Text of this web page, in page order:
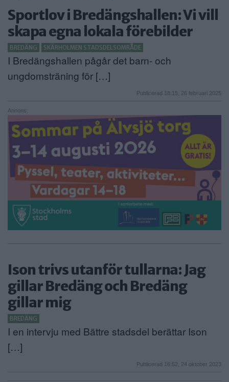
ANNONSERA
NÄRINGSLIV
MER
Sportlov i Bredängshallen: Vi vill
skapa egna lokala förebilder
BREDÄNG SKÄRHOLMEN STADSDELSOMRÅDE
I Bredängshallen pågår det barn- och
ungdomsträning för […]
Publicerad 18:15, 26 februari 2025
Annons:
Ison trivs utanför tullarna: Jag
gillar Bredäng och Bredäng
gillar mig
BREDÄNG
I en intervju med Bättre stadsdel berättar Ison
[…]
Publicerad 16:52, 24 oktober 2023